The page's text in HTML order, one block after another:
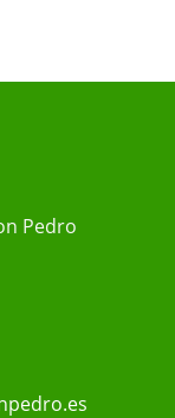
Pedro